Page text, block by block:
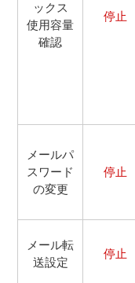
ックス
使用容量
確認
停止
メールパ
スワード
の変更
停止
メール転
送設定
停止